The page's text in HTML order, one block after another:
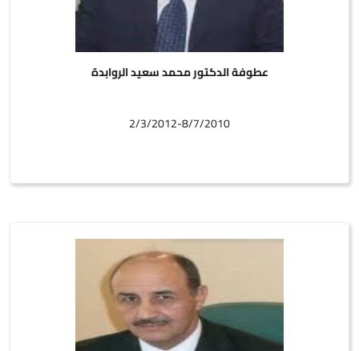
عطوفة الدكتور محمد سعيد الروابدة
2/3/2012-8/7/2010